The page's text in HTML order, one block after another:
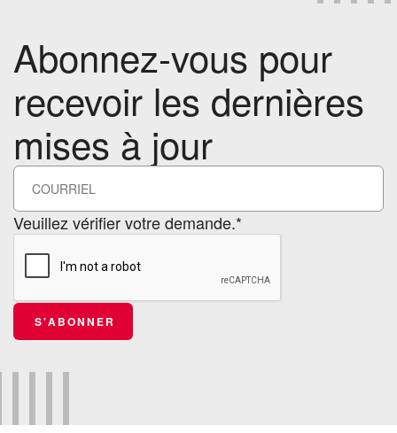
Abonnez-vous pour
recevoir les dernières
mises à jour
Veuillez vérifier votre demande.*
S'ABONNER